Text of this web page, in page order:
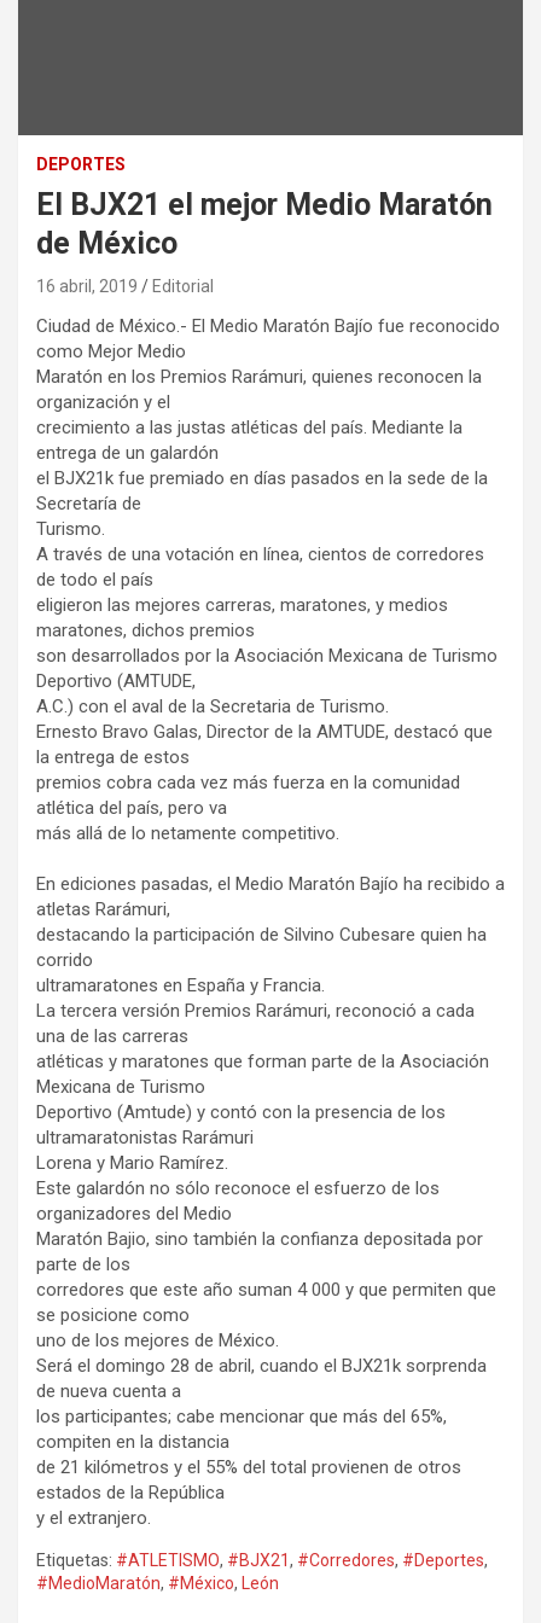
DEPORTES
El BJX21 el mejor Medio Maratón
de México
16 abril, 2019 Editorial
Ciudad de México.- El Medio Maratón Bajío fue reconocido
como Mejor Medio
Maratón en los Premios Rarámuri, quienes reconocen la
organización y el
crecimiento a las justas atléticas del país. Mediante la
entrega de un galardón
el BJX21k fue premiado en días pasados en la sede de la
Secretaría de
Turismo.
A través de una votación en línea, cientos de corredores
de todo el país
eligieron las mejores carreras, maratones, y medios
maratones, dichos premios
son desarrollados por la Asociación Mexicana de Turismo
Deportivo (AMTUDE,
A.C.) con el aval de la Secretaria de Turismo.
Ernesto Bravo Galas, Director de la AMTUDE, destacó que
la entrega de estos
premios cobra cada vez más fuerza en la comunidad
atlética del país, pero va
más allá de lo netamente competitivo.
En ediciones pasadas, el Medio Maratón Bajío ha recibido a
atletas Rarámuri,
destacando la participación de Silvino Cubesare quien ha
corrido
ultramaratones en España y Francia.
La tercera versión Premios Rarámuri, reconoció a cada
una de las carreras
atléticas y maratones que forman parte de la Asociación
Mexicana de Turismo
Deportivo (Amtude) y contó con la presencia de los
ultramaratonistas Rarámuri
Lorena y Mario Ramírez.
Este galardón no sólo reconoce el esfuerzo de los
organizadores del Medio
Maratón Bajio, sino también la confianza depositada por
parte de los
corredores que este año suman 4 000 y que permiten que
se posicione como
uno de los mejores de México.
Será el domingo 28 de abril, cuando el BJX21k sorprenda
de nueva cuenta a
los participantes; cabe mencionar que más del 65%,
compiten en la distancia
de 21 kilómetros y el 55% del total provienen de otros
estados de la República
y el extranjero.
Etiquetas: #ATLETISMO, #BJX21, #Corredores, #Deportes,
#MedioMaratón, #México, León